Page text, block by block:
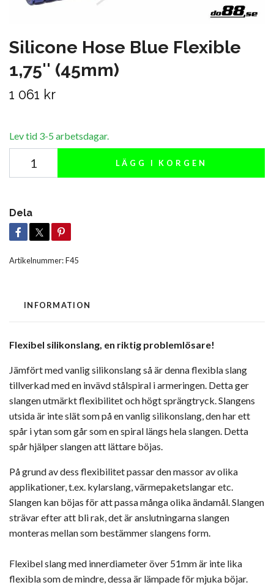
Silicone Hose Blue Flexible
1,75'' (45mm)
1 061 kr
Lev tid 3-5 arbetsdagar.
LÄGG I KORGEN
Dela
Artikelnummer:F45
INFORMATION
Flexibel silikonslang, en riktig problemlösare!
Jämfört med vanlig silikonslang så är denna flexibla slang
tillverkad med en invävd stålspiral i armeringen. Detta ger
slangen utmärkt flexibilitet och högt sprängtryck. Slangens
utsida är inte slät som på en vanlig silikonslang, den har ett
spår i ytan som går som en spiral längs hela slangen. Detta
spår hjälper slangen att lättare böjas.
På grund av dess flexibilitet passar den massor av olika
applikationer, t.ex. kylarslang, värmepaketslangar etc.
Slangen kan böjas för att passa många olika ändamål. Slangen
strävar efter att bli rak, det är anslutningarna slangen
monteras mellan som bestämmer slangens form.
Flexibel slang med innerdiameter över 51mm är inte lika
flexibla som de mindre, dessa är lämpade för mjuka böjar.